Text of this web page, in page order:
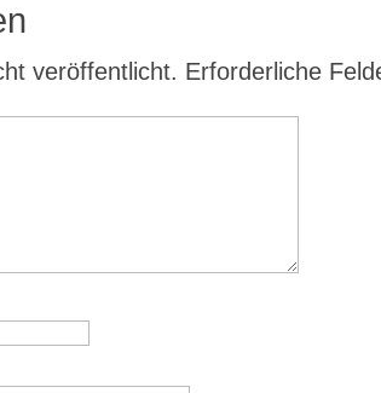
veröffentlicht. Erforderliche